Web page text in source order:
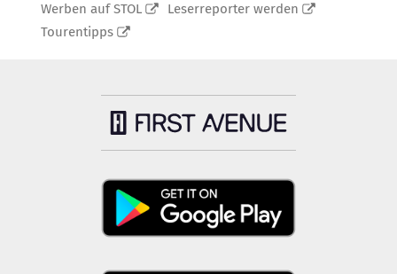
Werben auf STOL
Leserreporter werden
Tourentipps